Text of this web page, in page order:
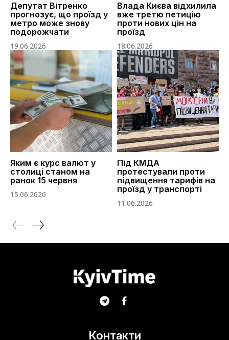
Депутат Вітренко
прогнозує, що проїзд у
метро може знову
подорожчати
19.06.2026
Влада Києва відхилила
вже третю петицію
проти нових цін на
проїзд
18.06.2026
Яким є курс валют у
столиці станом на
ранок 15 червня
15.06.2026
Під КМДА
протестували проти
підвищення тарифів на
проїзд у транспорті
11.06.2026
Контакти